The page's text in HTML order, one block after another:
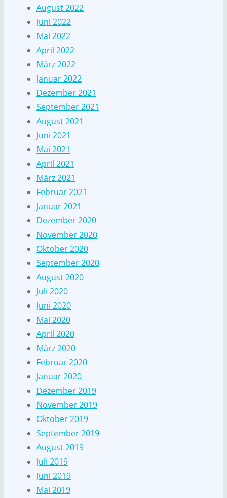
August 2022
Juni 2022
Mai 2022
April 2022
März 2022
Januar 2022
Dezember 2021
September 2021
August 2021
Juni 2021
Mai 2021
April 2021
März 2021
Februar 2021
Januar 2021
Dezember 2020
November 2020
Oktober 2020
September 2020
August 2020
Juli 2020
Juni 2020
Mai 2020
April 2020
März 2020
Februar 2020
Januar 2020
Dezember 2019
November 2019
Oktober 2019
September 2019
August 2019
Juli 2019
Juni 2019
Mai 2019